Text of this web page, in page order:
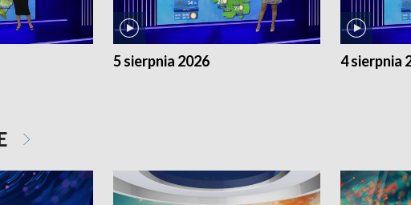
5 sierpnia 2026 4 sierpnia